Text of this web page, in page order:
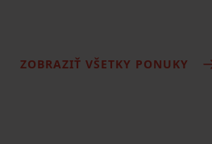
ZOBRAZIŤ VŠETKY PONUKY